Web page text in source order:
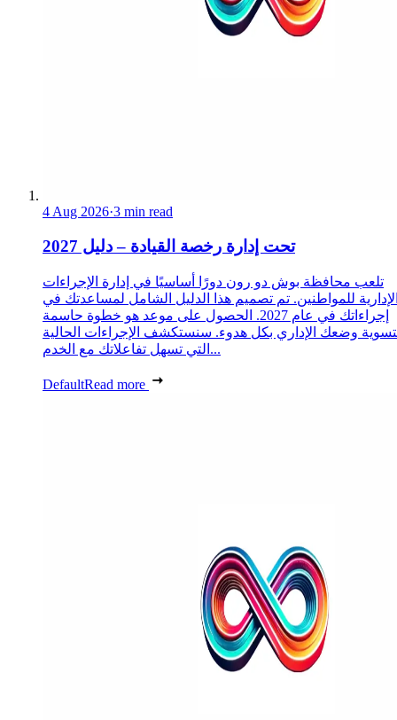
4 Aug 2026·3 min read
تحت إدارة رخصة القيادة – دليل 2027
تلعب محافظة بوش دو رون دورًا أساسيًا في إدارة الإجراءات
للمواطنين. تم تصميم هذا الدليل الشامل لمساعدتك في
إجراءاتك في عام 2027. الحصول على موعد هو خطوة حاسمة
وضعك الإداري بكل هدوء. سنستكشف الإجراءات الحالية
التي تسهل تفاعلاتك مع الخدم...
DefaultRead more